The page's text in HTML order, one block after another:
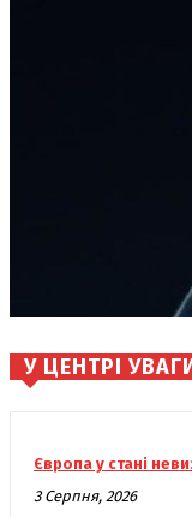
У ЦЕНТРІ
Європа у стані
3 Серпня, 2026